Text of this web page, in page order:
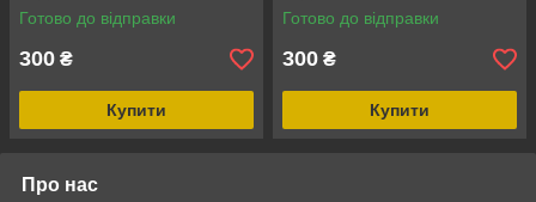
Готово до відправки
300 ₴
Купити
Готово до відправки
300 ₴
Купити
Про нас